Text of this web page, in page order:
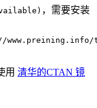
，需要安装
用 清华的CTAN 镜